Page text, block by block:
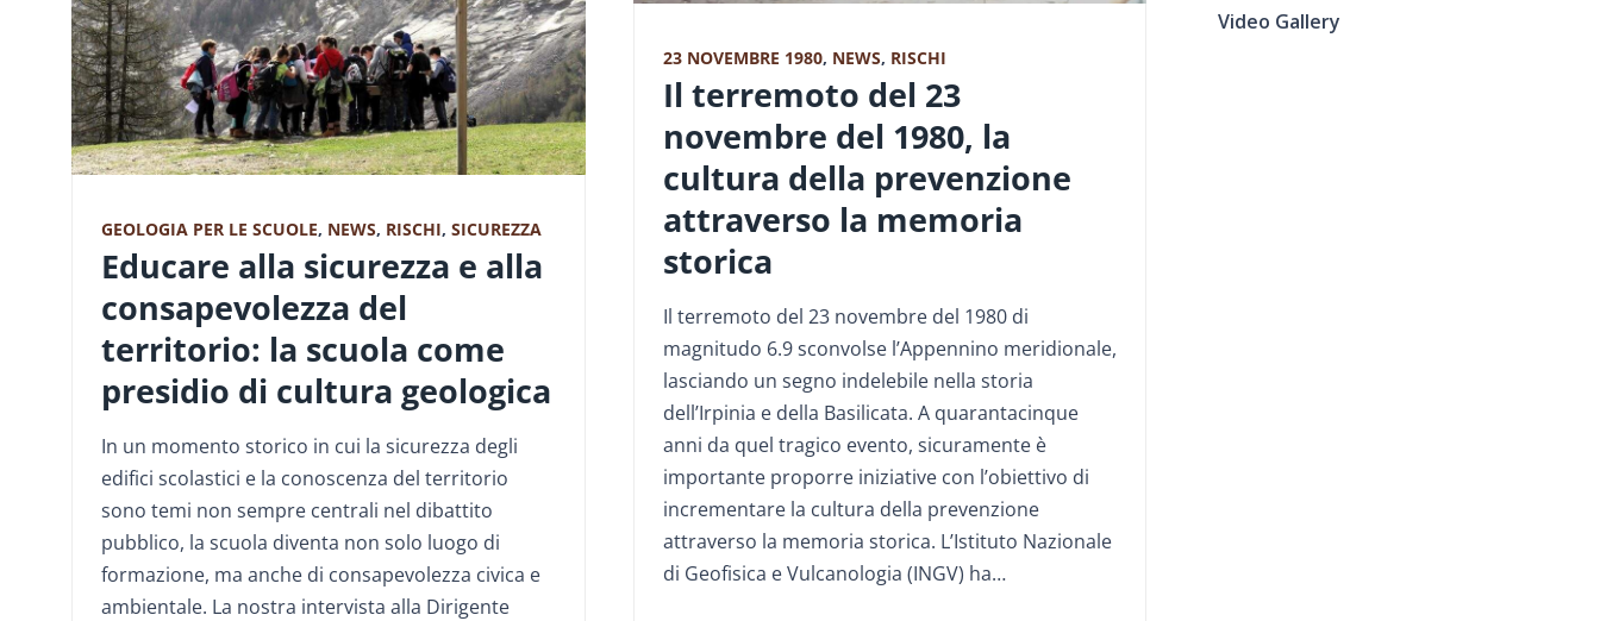
GEOLOGIA PER LE SCUOLE, NEWS, RISCHI, SICUREZZA
Educare alla sicurezza e alla
consapevolezza del
territorio: la scuola come
presidio di cultura geologica
In un momento storico in cui la sicurezza degli
edifici scolastici e la conoscenza del territorio
sono temi non sempre centrali nel dibattito
pubblico, la scuola diventa non solo luogo di
formazione, ma anche di consapevolezza civica e
ambientale. La nostra intervista alla Dirigente
23 NOVEMBRE 1980, NEWS, RISCHI
Il terremoto del 23
novembre del 1980, la
cultura della prevenzione
attraverso la memoria
storica
Il terremoto del 23 novembre del 1980 di
magnitudo 6.9 sconvolse l’Appennino meridionale,
lasciando un segno indelebile nella storia
dell’Irpinia e della Basilicata. A quarantacinque
anni da quel tragico evento, sicuramente è
importante proporre iniziative con l’obiettivo di
incrementare la cultura della prevenzione
attraverso la memoria storica. L’Istituto Nazionale
di Geofisica e Vulcanologia (INGV) ha…
Video Gallery